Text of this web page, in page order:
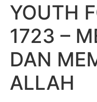
YOUTH
1723 –
DAN
ALLAH